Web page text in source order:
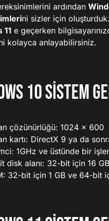
ardından
ni sizler için
e geçerken
kolayca anlayabilirsiniz.
10 Sistem
çözünürlüğü: 1024 x 600
kartı: DirectX 9 ya da
1GHz ve üstünde bir
disk alanı: 32-bit için 16
32-bit için 1 GB ve 64-bit